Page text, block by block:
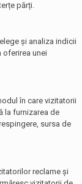
părți.
și analiza indicii
oferirea unei
în care vizitatorii
la furnizarea de
sursa de
reclame și